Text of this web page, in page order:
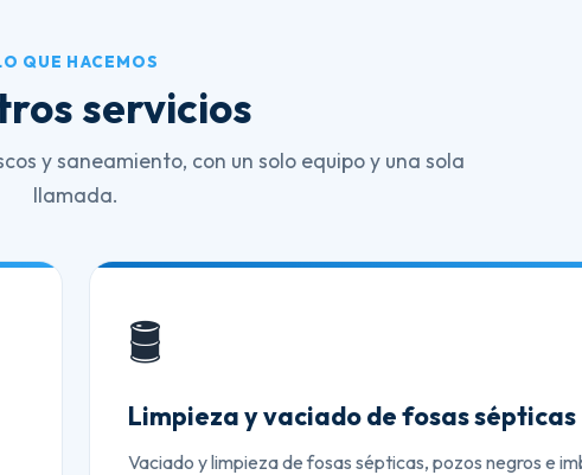
QUE HACEMOS
servicios
y saneamiento, con un solo equipo y una sola
llamada.
🛢️
Limpieza y vaciado de fosas sépticas
Vaciado y limpieza de fosas sépticas, pozos negros e